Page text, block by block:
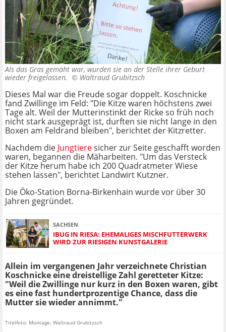
Als das Gras gemäht war, wurden sie an der Stelle ihrer Geburt
wieder freigelassen. © Waltraud Grubitzsch
Dieses Mal war die Freude sogar doppelt. Koschnicke
fand Zwillinge im Feld: "Die Kitze waren höchstens zwei
Tage alt. Weil der Mutterinstinkt der Ricke so früh noch
nicht stark ausgeprägt ist, durften sie nicht lange in den
Boxen am Feldrand bleiben", berichtet der Kitzretter.
Nachdem die Jungtieresicher zur Seite geschafft worden
waren, begannen die Mäharbeiten. "Um das Versteck
der Kitze herum habe ich 200 Quadratmeter Wiese
stehen lassen", berichtet Landwirt Kutzner.
Die Öko-Station Borna-Birkenhain wurde vor über 30
Jahren gegründet.
SACHSEN
IBUG IN RIESA: EHEMALIGES MISCHFUTTERWERK
WIRD ZUR RIESIGEN KUNSTGALERIE
Allein im vergangenen Jahr verzeichnete Christian
Koschnicke eine dreistellige Zahl geretteter Kitze:
"Weil die Zwillinge nur kurz in den Boxen waren, gibt
es eine fast hundertprozentige Chance, dass die
Mutter sie wieder annimmt."
Titelfoto: Montage: Waltraud Grubitzsch